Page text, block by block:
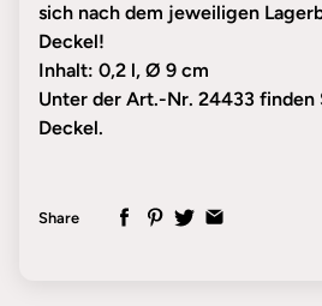
sich nach dem jeweiligen
Deckel!
Inhalt: 0,2 l, Ø 9 cm
Unter der Art.-Nr. 24433 finden
Deckel.
Share